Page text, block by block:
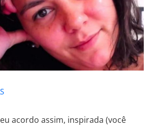
TEM DIAS E DIAS
acordo assim, inspirada (você